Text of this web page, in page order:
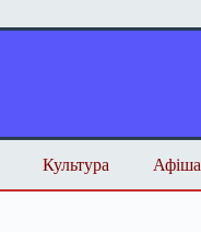
Культура Афіша